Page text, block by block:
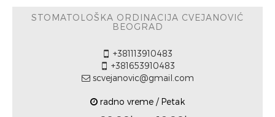
STOMATOLOŠKA ORDINACIJA CVEJANOVIĆ
BEOGRAD
+381113910483
+381653910483
scvejanovic@gmail.com
radno vreme / Petak